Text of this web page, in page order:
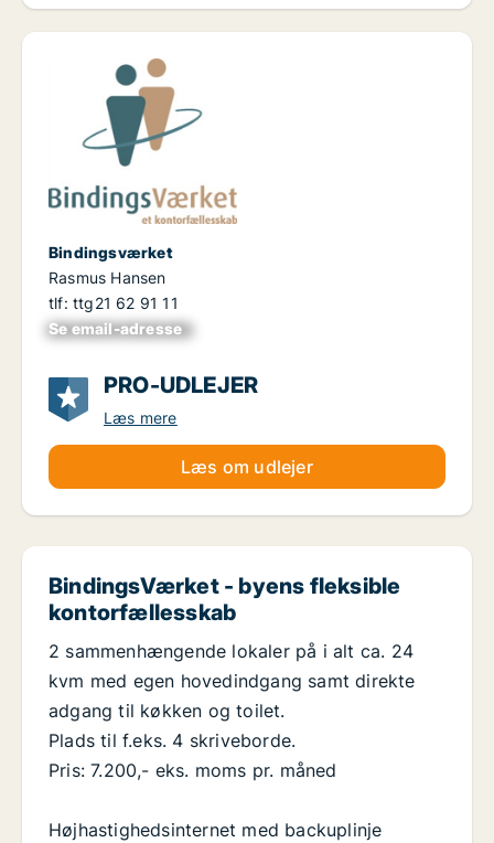
Bindingsværket
Rasmus Hansen
tlf: ttg21 62 91 11
Se email-adresse
xxxxxxxxxxxxxxxx
PRO-UDLEJER
Læs mere
Læs om udlejer
BindingsVærket - byens fleksible
kontorfællesskab
2 sammenhængende lokaler på i alt ca. 24
kvm med egen hovedindgang samt direkte
adgang til køkken og toilet.
Plads til f.eks. 4 skriveborde.
Pris: 7.200,- eks. moms pr. måned
Højhastighedsinternet med backuplinje